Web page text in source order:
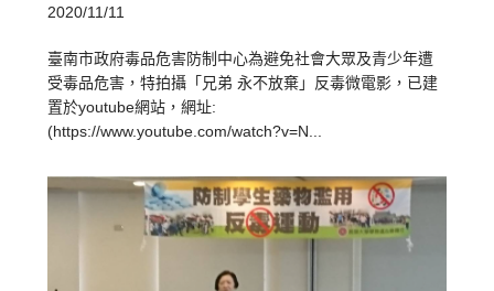
2020/11/11
臺南市政府毒品危害防制中心為避免社會大眾及青少年遭
受毒品危害，特拍攝「兄弟 永不放棄」反毒微電影，已建
置於youtube網站，網址:
(https://www.youtube.com/watch?v=N...